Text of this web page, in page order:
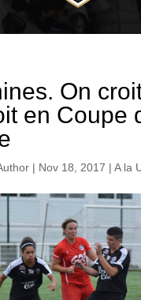
On
en Coupe
| Nov 18, 2017 | A la